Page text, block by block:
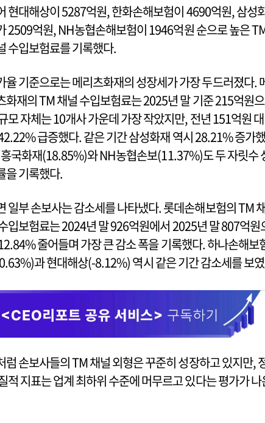
현대해상이 5287억원, 한화손해보험이 4690억원, 삼성
2509억원, NH농협손해보험이 1946억원 순으로 높은
수입보험료를 기록했다.
율 기준으로는 메리츠화재의 성장세가 가장 두드러졌다.
화재의 TM 채널 수입보험료는 2025년 말 기준 215억원으
모 자체는 10개사 가운데 가장 작았지만, 전년 151억원 대
급증했다. 같은 기간 삼성화재 역시 28.21% 증가했
국화재(18.85%)와 NH농협손보(11.37%)도 두 자릿수
을 기록했다.
일부 손보사는 감소세를 나타냈다. 롯데손해보험의 TM
입보험료는 2024년 말 926억원에서 2025년 말 807억원
줄어들며 가장 큰 감소 폭을 기록했다. 하나손해보
과 현대해상(-8.12%) 역시 같은 기간 감소세를 보였
럼 손보사들의 TM 채널 외형은 꾸준히 성장하고 있지만,
적 지표는 업계 최하위 수준에 머무르고 있다는 평가가 나